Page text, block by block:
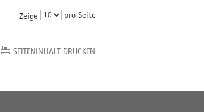
Zeige pro Seite
SEITENINHALT DRUCKEN